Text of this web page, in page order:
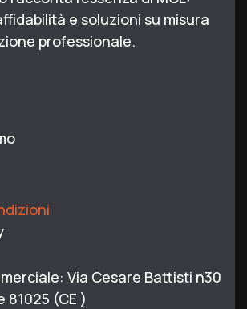
e soluzioni su misura
professionale.
Via Cesare Battisti n30
81025 (CE )